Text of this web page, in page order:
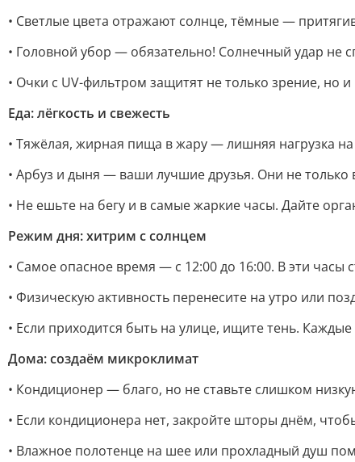
• Светлые цвета отражают солнце, тёмные —
• Головной убор — обязательно! Солнечный удар
• Очки с UV-фильтром защитят не только зрение, но
Еда: лёгкость и свежесть
• Тяжёлая, жирная пища в жару — лишняя нагрузка
• Арбуз и дыня — ваши лучшие друзья. Они не
• Не ешьте на бегу и в самые жаркие часы. Дайте
Режим дня: хитрим с солнцем
• Самое опасное время — с 12:00 до 16:00. В эти часы
• Физическую активность перенесите на утро или
• Если приходится быть на улице, ищите тень.
Дома: создаём микроклимат
• Кондиционер — благо, но не ставьте слишком
• Если кондиционера нет, закройте шторы днём,
• Влажное полотенце на шее или прохладный душ